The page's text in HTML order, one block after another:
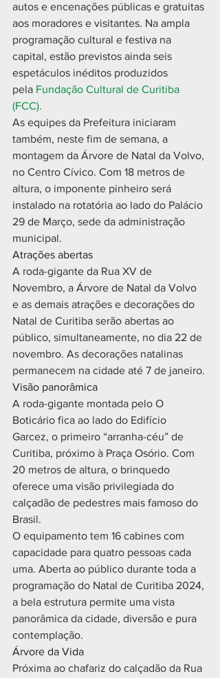
autos e encenações públicas e gratuitas
aos moradores e visitantes. Na ampla
programação cultural e festiva na
capital, estão previstos ainda seis
espetáculos inéditos produzidos
pela Fundação Cultural de Curitiba
(FCC).
As equipes da Prefeitura iniciaram
também, neste fim de semana, a
montagem da Árvore de Natal da Volvo,
no Centro Cívico. Com 18 metros de
altura, o imponente pinheiro será
instalado na rotatória ao lado do Palácio
29 de Março, sede da administração
municipal.
Atrações abertas
A roda-gigante da Rua XV de
Novembro, a Árvore de Natal da Volvo
e as demais atrações e decorações do
Natal de Curitiba serão abertas ao
público, simultaneamente, no dia 22 de
novembro. As decorações natalinas
permanecem na cidade até 7 de janeiro.
Visão panorâmica
A roda-gigante montada pelo O
Boticário fica ao lado do Edifício
Garcez, o primeiro “arranha-céu” de
Curitiba, próximo à Praça Osório. Com
20 metros de altura, o brinquedo
oferece uma visão privilegiada do
calçadão de pedestres mais famoso do
Brasil.
O equipamento tem 16 cabines com
capacidade para quatro pessoas cada
uma. Aberta ao público durante toda a
programação do Natal de Curitiba 2024,
a bela estrutura permite uma vista
panorâmica da cidade, diversão e pura
contemplação.
Árvore da Vida
Próxima ao chafariz do calçadão da Rua